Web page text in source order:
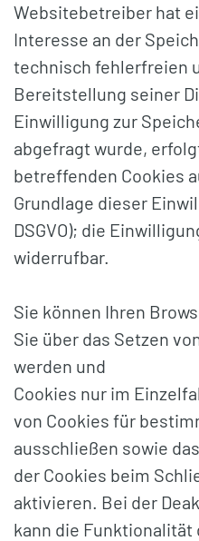
Websitebetreiber hat
Interesse an der
technisch fehlerfreien
Bereitstellung seiner
Einwilligung zur
abgefragt wurde,
betreffenden Cookies
Grundlage dieser
DSGVO); die
widerrufbar.
Sie können Ihren
Sie über das Setzen
werden und
Cookies nur im
von Cookies für
ausschließen sowie
der Cookies beim
aktivieren. Bei der
kann die Funktionalität